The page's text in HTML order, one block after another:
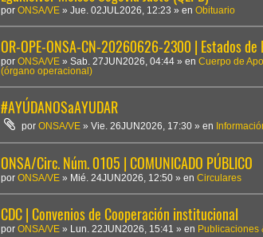
por ONSA/VE » Jue. 02JUL2026, 12:23 » en Obituario
OR-OPE-ONSA-CN-20260626-2300 | Estados de
por ONSA/VE » Sab. 27JUN2026, 04:44 » en Cuerpo de
(órgano operacional)
#AYÚDANOSaAYUDAR
porONSA/VE »Vie. 26JUN2026, 17:30 » en
ONSA/Circ. Núm. 0105 | COMUNICADO PÚBLICO
por ONSA/VE » Mié. 24JUN2026, 12:50 » en Circulares
CDC | Convenios de Cooperación institucional
por ONSA/VE » Lun. 22JUN2026, 15:41 » en Publicaciones